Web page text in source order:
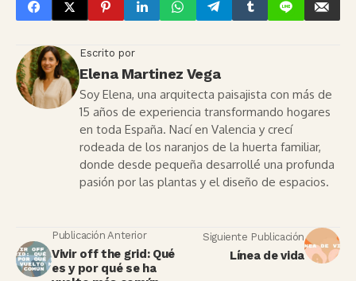
Escrito por
Elena Martinez Vega
Soy Elena, una arquitecta paisajista con más de
15 años de experiencia transformando hogares
en toda España. Nací en Valencia y crecí
rodeada de los naranjos de la huerta familiar,
donde desde pequeña desarrollé una profunda
pasión por las plantas y el diseño de espacios.
Publicación Anterior
Vivir off the grid: Qué
es y por qué se ha
Siguiente Publicación
Línea de vida